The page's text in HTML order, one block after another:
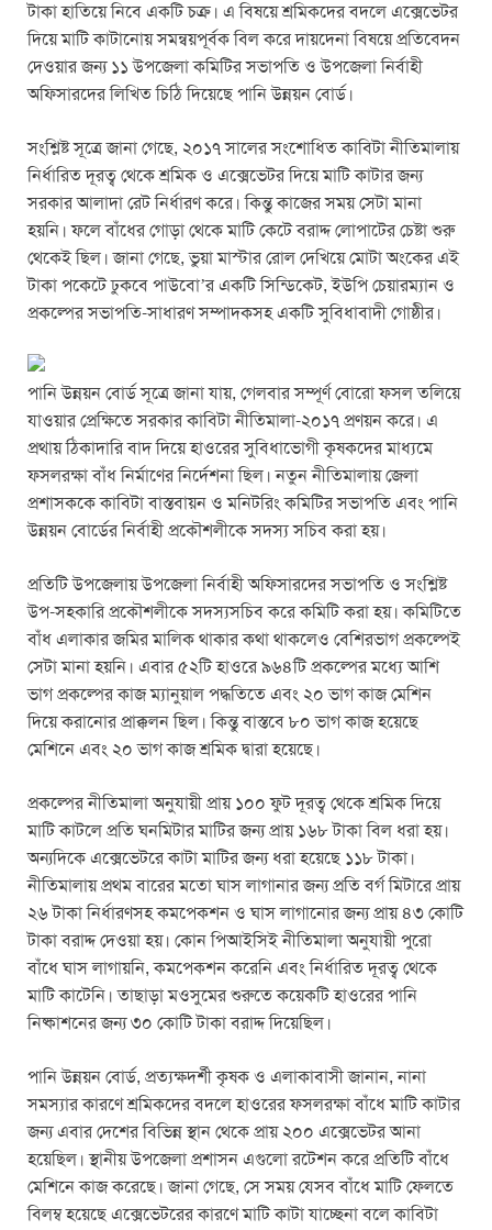
টাকা হাতিয়ে নিবে একটি চক্র। এ বিষয়ে শ্রমিকদের বদলে এক্সেভেটর
দিয়ে মাটি কাটানোয় সমন্বয়পূর্বক বিল করে দায়দেনা বিষয়ে প্রতিবেদন
দেওয়ার জন্য ১১ উপজেলা কমিটির সভাপতি ও উপজেলা নির্বাহী
অফিসারদের লিখিত চিঠি দিয়েছে পানি উন্নয়ন বোর্ড।
সংশ্লিষ্ট সূত্রে জানা গেছে, ২০১৭ সালের সংশোধিত কাবিটা নীতিমালায়
নির্ধারিত দূরত্ব থেকে শ্রমিক ও এক্সেভেটর দিয়ে মাটি কাটার জন্য
সরকার আলাদা রেট নির্ধারণ করে। কিন্তু কাজের সময় সেটা মানা
হয়নি। ফলে বাঁধের গোড়া থেকে মাটি কেটে বরাদ্দ লোপাটের চেষ্টা শুরু
থেকেই ছিল। জানা গেছে, ভুয়া মাস্টার রোল দেখিয়ে মোটা অংকের এই
টাকা পকেটে ঢুকবে পাউবো’র একটি সিন্ডিকেট, ইউপি চেয়ারম্যান ও
প্রকল্পের সভাপতি-সাধারণ সম্পাদকসহ একটি সুবিধাবাদী গোষ্ঠীর।
পানি উন্নয়ন বোর্ড সূত্রে জানা যায়, গেলবার সম্পূর্ণ বোরো ফসল তলিয়ে
যাওয়ার প্রেক্ষিতে সরকার কাবিটা নীতিমালা-২০১৭ প্রণয়ন করে। এ
প্রথায় ঠিকাদারি বাদ দিয়ে হাওরের সুবিধাভোগী কৃষকদের মাধ্যমে
ফসলরক্ষা বাঁধ নির্মাণের নির্দেশনা ছিল। নতুন নীতিমালায় জেলা
প্রশাসককে কাবিটা বাস্তবায়ন ও মনিটরিং কমিটির সভাপতি এবং পানি
উন্নয়ন বোর্ডের নির্বাহী প্রকৌশলীকে সদস্য সচিব করা হয়।
প্রতিটি উপজেলায় উপজেলা নির্বাহী অফিসারদের সভাপতি ও সংশ্লিষ্ট
উপ-সহকারি প্রকৌশলীকে সদস্যসচিব করে কমিটি করা হয়। কমিটিতে
বাঁধ এলাকার জমির মালিক থাকার কথা থাকলেও বেশিরভাগ প্রকল্পেই
সেটা মানা হয়নি। এবার ৫২টি হাওরে ৯৬৪টি প্রকল্পের মধ্যে আশি
ভাগ প্রকল্পের কাজ ম্যানুয়াল পদ্ধতিতে এবং ২০ ভাগ কাজ মেশিন
দিয়ে করানোর প্রাক্কলন ছিল। কিন্তু বাস্তবে ৮০ ভাগ কাজ হয়েছে
মেশিনে এবং ২০ ভাগ কাজ শ্রমিক দ্বারা হয়েছে।
প্রকল্পের নীতিমালা অনুযায়ী প্রায় ১০০ ফুট দূরত্ব থেকে শ্রমিক দিয়ে
মাটি কাটলে প্রতি ঘনমিটার মাটির জন্য প্রায় ১৬৮ টাকা বিল ধরা হয়।
অন্যদিকে এক্সেভেটরে কাটা মাটির জন্য ধরা হয়েছে ১১৮ টাকা।
নীতিমালায় প্রথম বারের মতো ঘাস লাগানার জন্য প্রতি বর্গ মিটারে প্রায়
২৬ টাকা নির্ধারণসহ কমপেকশন ও ঘাস লাগানোর জন্য প্রায় ৪৩ কোটি
টাকা বরাদ্দ দেওয়া হয়। কোন পিআইসিই নীতিমালা অনুযায়ী পুরো
বাঁধে ঘাস লাগায়নি, কমপেকশন করেনি এবং নির্ধারিত দূরত্ব থেকে
মাটি কাটেনি। তাছাড়া মওসুমের শুরুতে কয়েকটি হাওরের পানি
নিষ্কাশনের জন্য ৩০ কোটি টাকা বরাদ্দ দিয়েছিল।
পানি উন্নয়ন বোর্ড, প্রত্যক্ষদর্শী কৃষক ও এলাকাবাসী জানান, নানা
সমস্যার কারণে শ্রমিকদের বদলে হাওরের ফসলরক্ষা বাঁধে মাটি কাটার
জন্য এবার দেশের বিভিন্ন স্থান থেকে প্রায় ২০০ এক্সেভেটর আনা
হয়েছিল। স্থানীয় উপজেলা প্রশাসন এগুলো রটেশন করে প্রতিটি বাঁধে
মেশিনে কাজ করেছে। জানা গেছে, সে সময় যেসব বাঁধে মাটি ফেলতে
বিলম্ব হয়েছে এক্সেভেটরের কারণে মাটি কাটা যাচ্ছেনা বলে কাবিটা